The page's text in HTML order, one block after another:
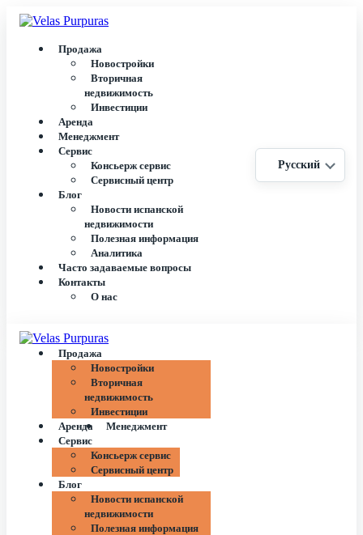
Продажа
Новостройки
Вторичная
недвижимость
Инвестиции
Аренда
Менеджмент
Сервис
Консьерж сервис
Сервисный центр
Блог
Новости испанской
недвижимости
Полезная информация
Аналитика
Часто задаваемые вопросы
Контакты
О нас
Русский
Продажа
Новостройки
Вторичная
недвижимость
Инвестиции
Аренда
Менеджмент
Сервис
Консьерж сервис
Сервисный центр
Блог
Новости испанской
недвижимости
Полезная информация